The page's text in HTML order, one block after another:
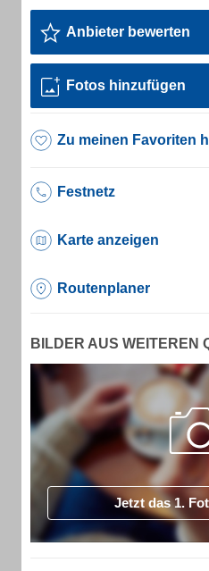
Anbieter bewerten
Fotos hinzufügen
Zu meinen Favoriten
Festnetz
Karte anzeigen
Routenplaner
BILDER AUS WEITEREN
Jetzt das 1.